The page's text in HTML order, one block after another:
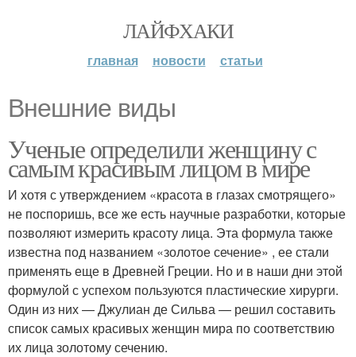
ЛАЙФХАКИ
главная новости статьи
Внешние виды
Ученые определили женщину с
самым красивым лицом в мире
И хотя с утверждением «красота в глазах смотрящего»
не поспоришь, все же есть научные разработки, которые
позволяют измерить красоту лица. Эта формула также
известна под названием «золотое сечение» , ее стали
применять еще в Древней Греции. Но и в наши дни этой
формулой с успехом пользуются пластические хирурги.
Один из них — Джулиан де Сильва — решил составить
список самых красивых женщин мира по соответствию
их лица золотому сечению.